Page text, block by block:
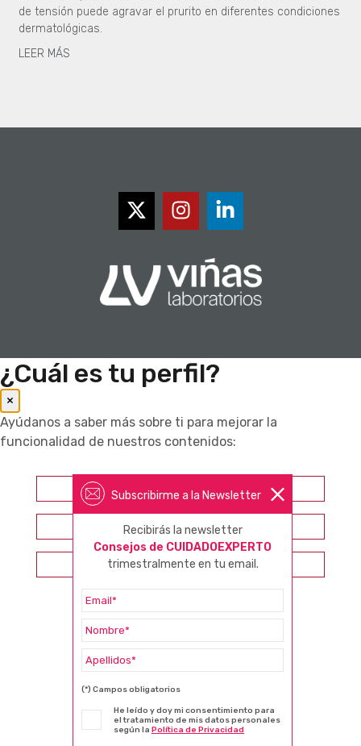
de tensión puede agravar el prurito en diferentes condiciones
dermatológicas.
LEER MÁS
Subscribirme a la Newsletter
Recibirás la newsletter
Consejos de CUIDADOEXPERTO
trimestralmente en tu email.
(*) Campos obligatorios
He leído y doy mi consentimiento para
el tratamiento de mis datos personales
según la Política de Privacidad
¿Cuál es tu perfil?
×
Ayúdanos a saber más sobre ti para mejorar la
funcionalidad de nuestros contenidos:
Farmacéutico
Otros profesionales sanitarios
Consumidor